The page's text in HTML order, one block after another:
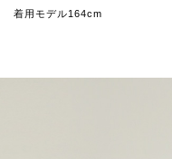
着用モデル164cm